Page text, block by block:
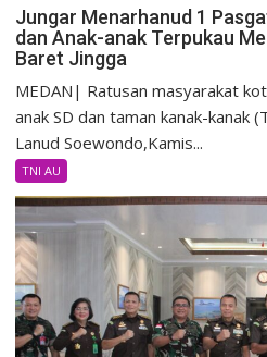
Jungar Menarhanud 1
dan Anak-anak Terpukau
Baret Jingga
MEDAN| Ratusan masyarakat
anak SD dan taman kanak-kanak
Lanud Soewondo,Kamis...
TNI AU